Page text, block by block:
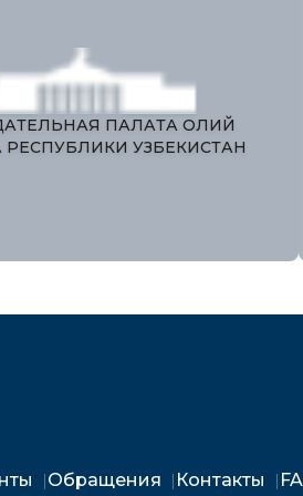
ИНТЕРАКТИВНЫХ
УСЛУГ
Обращения Контакты